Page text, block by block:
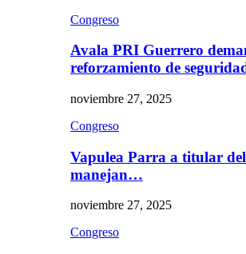
Congreso
Avala PRI Guerrero
reforzamiento de
noviembre 27, 2025
Congreso
Vapulea Parra a titular
manejan…
noviembre 27, 2025
Congreso